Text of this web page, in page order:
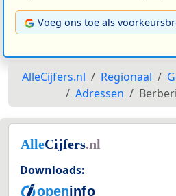
Voeg ons toe als
AlleCijfers.nl Regionaal
Adressen
Downloads: